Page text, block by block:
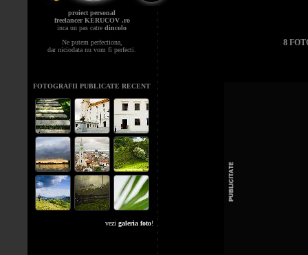
proiect personal
freelancer KERUCOV .ro
inca un pas catre dincolo
Ne putem perfectiona,
dar niciodata nu vom fi perfecti.
FOTOGRAFII PUBLICATE RECENT
vezi galeria foto!
8